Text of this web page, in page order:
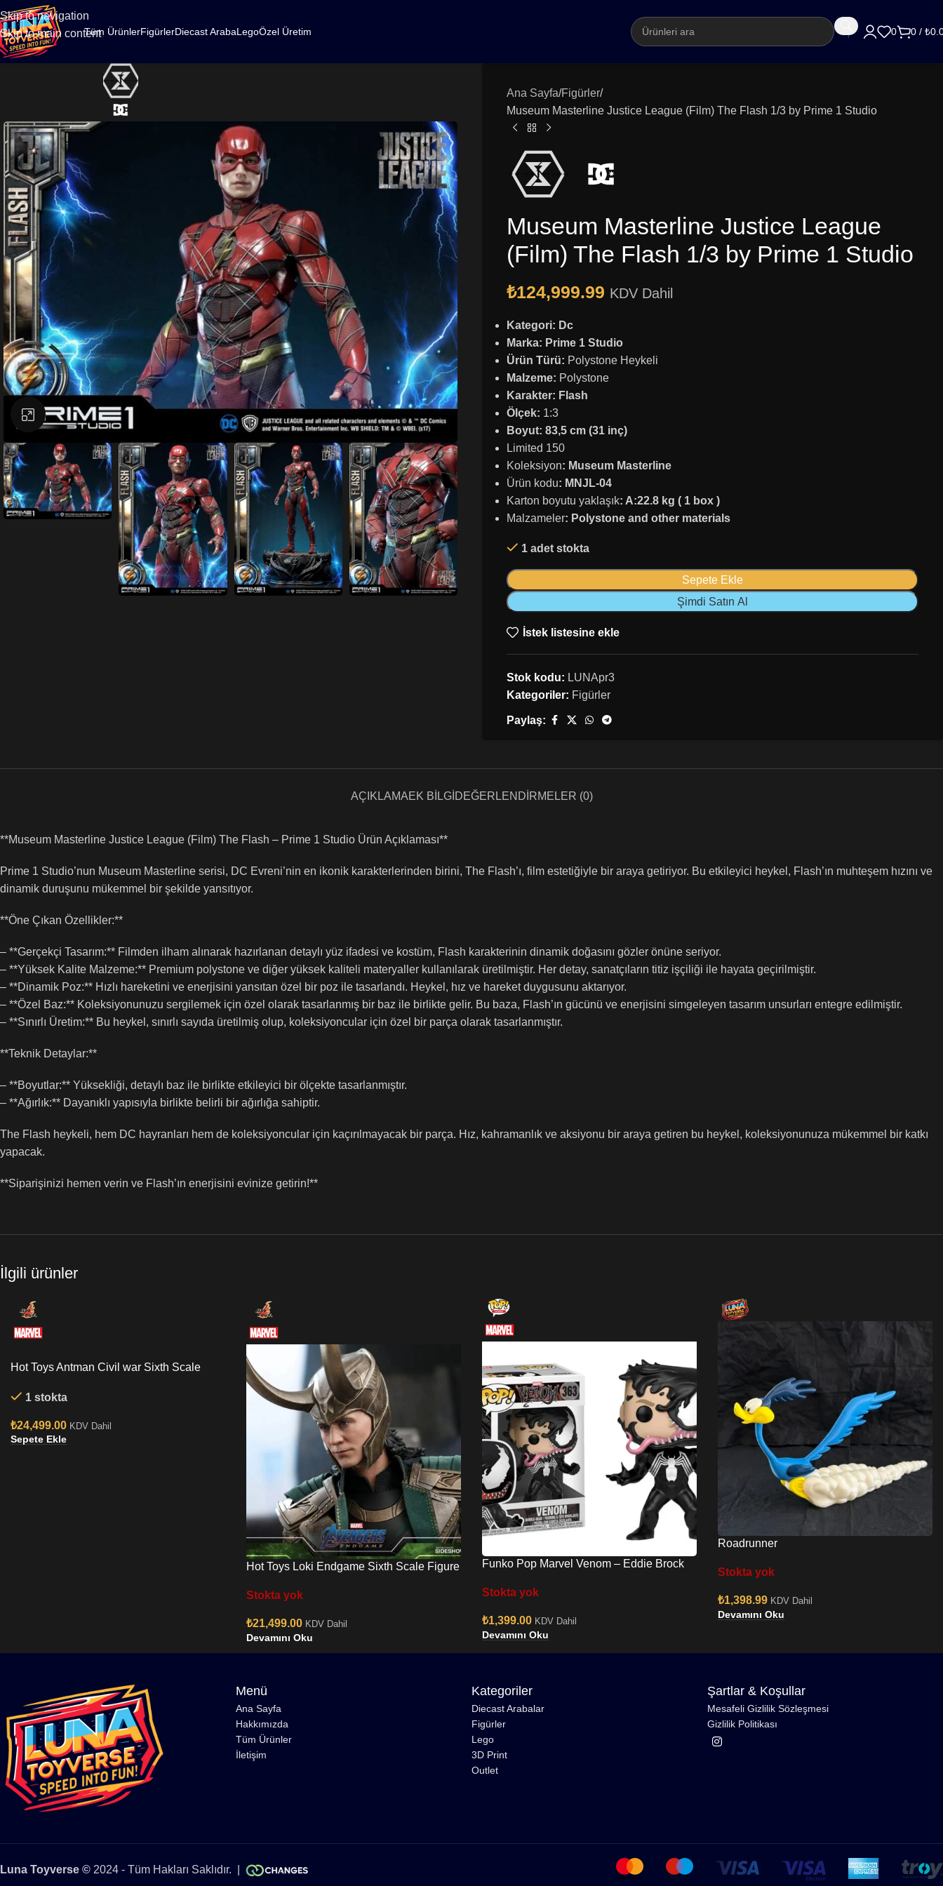
Skip to navigation
Skip to main contentTüm ÜrünlerFigürlerDiecast ArabaLegoÖzel Üretim 0 0 / ₺
Büyütmek için tıklayın
Ana Sayfa Figürler
Museum Masterline Justice League (Film) The Flash 1/3 by Prime 1 Studio
Museum Masterline Justice League
(Film) The Flash 1/3 by Prime 1 Studio
₺124,999.99 KDV Dahil
Kategori: Dc
Marka: Prime 1 Studio
Ürün Türü: Polystone Heykeli
Malzeme: Polystone
Karakter: Flash
Ölçek: 1:3
Boyut: 83,5 cm (31 inç)
Limited 150
Koleksiyon: Museum Masterline
Ürün kodu: MNJL-04
Karton boyutu yaklaşık: A:22.8 kg ( 1 box )
Malzameler: Polystone and other materials
1 adet stokta
Sepete Ekle
Şimdi Satın Al
İstek listesine ekle
Stok kodu: LUNApr3
Kategoriler: Figürler
Paylaş:
AÇIKLAMAEK BILGI DEĞERLENDIRMELER (0)
**Museum Masterline Justice League (Film) The Flash – Prime 1 Studio Ürün Açıklaması**
Prime 1 Studio’nun Museum Masterline serisi, DC Evreni’nin en ikonik karakterlerinden birini, The Flash’ı, film estetiğiyle bir araya getiriyor. Bu etkileyici heykel, Flash’ın muhteşem hızını ve
dinamik duruşunu mükemmel bir şekilde yansıtıyor.
**Öne Çıkan Özellikler:**
– **Gerçekçi Tasarım:** Filmden ilham alınarak hazırlanan detaylı yüz ifadesi ve kostüm, Flash karakterinin dinamik doğasını gözler önüne seriyor.
– **Yüksek Kalite Malzeme:** Premium polystone ve diğer yüksek kaliteli materyaller kullanılarak üretilmiştir. Her detay, sanatçıların titiz işçiliği ile hayata geçirilmiştir.
– **Dinamik Poz:** Hızlı hareketini ve enerjisini yansıtan özel bir poz ile tasarlandı. Heykel, hız ve hareket duygusunu aktarıyor.
– **Özel Baz:** Koleksiyonunuzu sergilemek için özel olarak tasarlanmış bir baz ile birlikte gelir. Bu baza, Flash’ın gücünü ve enerjisini simgeleyen tasarım unsurları entegre edilmiştir.
– **Sınırlı Üretim:** Bu heykel, sınırlı sayıda üretilmiş olup, koleksiyoncular için özel bir parça olarak tasarlanmıştır.
**Teknik Detaylar:**
– **Boyutlar:** Yüksekliği, detaylı baz ile birlikte etkileyici bir ölçekte tasarlanmıştır.
– **Ağırlık:** Dayanıklı yapısıyla birlikte belirli bir ağırlığa sahiptir.
The Flash heykeli, hem DC hayranları hem de koleksiyoncular için kaçırılmayacak bir parça. Hız, kahramanlık ve aksiyonu bir araya getiren bu heykel, koleksiyonunuza mükemmel bir katkı
yapacak.
**Siparişinizi hemen verin ve Flash’ın enerjisini evinize getirin!**
İlgili ürünler
Hot Toys Antman Civil war Sixth Scale
1 stokta
₺24,499.00 KDV Dahil
Sepete Ekle
Hot Toys Loki Endgame Sixth Scale Figure
Stokta yok
₺21,499.00 KDV Dahil
Devamını Oku
Funko Pop Marvel Venom – Eddie Brock
Stokta yok
₺1,399.00 KDV Dahil
Devamını Oku
Roadrunner
Stokta yok
₺1,398.99 KDV Dahil
Devamını Oku
Menü
Ana Sayfa
Hakkımızda
Tüm Ürünler
İletişim
Kategoriler
Diecast Arabalar
Figürler
Lego
3D Print
Outlet
Şartlar & Koşullar
Mesafeli Gizlilik Sözleşmesi
Gizlilik Politikası
Luna Toyverse © 2024 - Tüm Hakları Saklıdır. |